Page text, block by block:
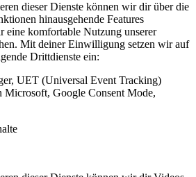
dieser Dienste können wir dir über die
hinausgehende Features
eine komfortable Nutzung unserer
Mit deiner Einwilligung setzen wir auf
Drittdienste ein:
UET (Universal Event Tracking)
Microsoft, Google Consent Mode,